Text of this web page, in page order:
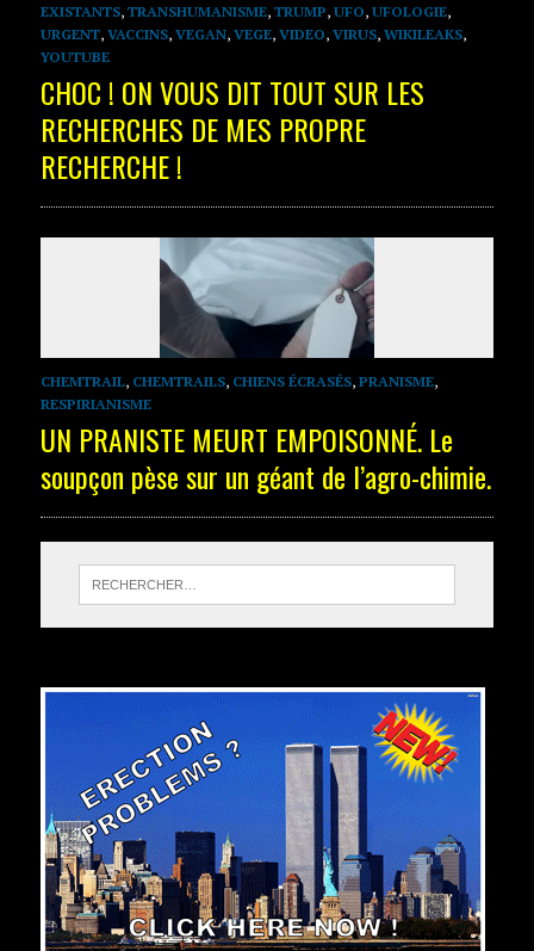
EXISTANTS, TRANSHUMANISME, TRUMP, UFO, UFOLOGIE,
URGENT, VACCINS, VEGAN, VEGE, VIDEO, VIRUS, WIKILEAKS,
YOUTUBE
CHOC ! ON VOUS DIT TOUT SUR LES
RECHERCHES DE MES PROPRE
RECHERCHE !
CHEMTRAIL, CHEMTRAILS, CHIENS ÉCRASÉS, PRANISME,
RESPIRIANISME
UN PRANISTE MEURT EMPOISONNÉ. Le
soupçon pèse sur un géant de l’agro-chimie.